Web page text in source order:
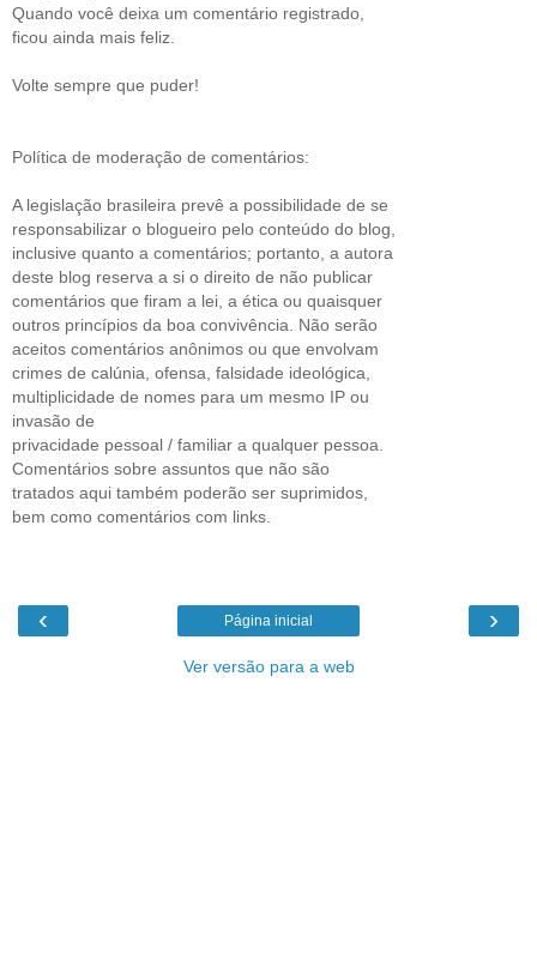
Quando você deixa um comentário registrado,
ficou ainda mais feliz.
Volte sempre que puder!
Política de moderação de comentários:
A legislação brasileira prevê a possibilidade de se
responsabilizar o blogueiro pelo conteúdo do blog,
inclusive quanto a comentários; portanto, a autora
deste blog reserva a si o direito de não publicar
comentários que firam a lei, a ética ou quaisquer
outros princípios da boa convivência. Não serão
aceitos comentários anônimos ou que envolvam
crimes de calúnia, ofensa, falsidade ideológica,
multiplicidade de nomes para um mesmo IP ou
invasão de
privacidade pessoal / familiar a qualquer pessoa.
Comentários sobre assuntos que não são
tratados aqui também poderão ser suprimidos,
bem como comentários com links.
‹ ›
Página inicial
Ver versão para a web